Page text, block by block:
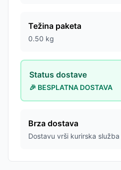
Težina paketa
0.50 kg
Status dostave
🎉 BESPLATNA DOSTAVA
Brza dostava
Dostavu vrši kurirska služba